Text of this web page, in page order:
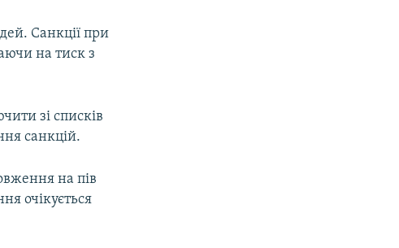
Санкції при
на тиск з
зі списків
санкцій.
на пів
очікується